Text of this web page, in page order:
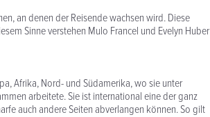
an denen der Reisende wachsen wird. Diese
Sinne verstehen Mulo Francel und Evelyn Huber
Afrika, Nord- und Südamerika, wo sie unter
arbeitete. Sie ist international eine der ganz
auch andere Seiten abverlangen können. So gilt